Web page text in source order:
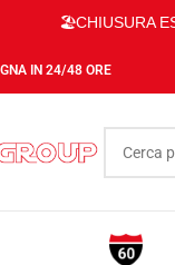
🏖️CHIUSURA
IN 24/48 ORE